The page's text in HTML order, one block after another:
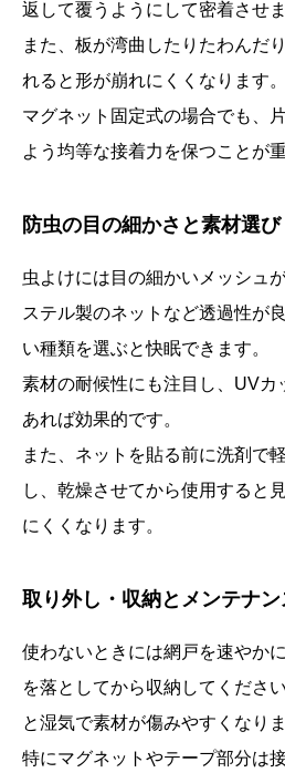
返して覆うようにして密着させま
また、板が湾曲したりたわんだ
れると形が崩れにくくなります。
マグネット固定式の場合でも、
よう均等な接着力を保つことが重
防虫の目の細かさと素材選び
虫よけには目の細かいメッシュ
ステル製のネットなど透過性が
い種類を選ぶと快眠できます。
素材の耐候性にも注目し、UVカ
あれば効果的です。
また、ネットを貼る前に洗剤で
し、乾燥させてから使用すると
にくくなります。
取り外し・収納とメンテナン
使わないときには網戸を速やか
を落としてから収納してくださ
と湿気で素材が傷みやすくなりま
特にマグネットやテープ部分は